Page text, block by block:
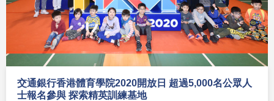
交通銀行香港體育學院2020開放日 超過5,000名公眾人
士報名參與 探索精英訓練基地